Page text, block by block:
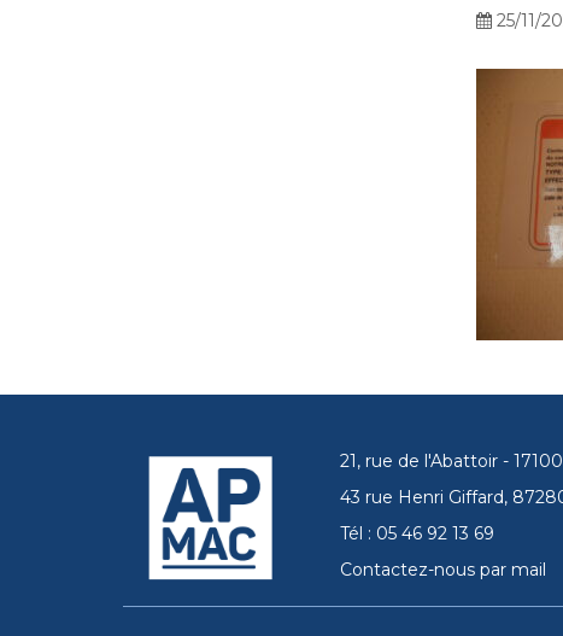
25/11/
21, rue de l'Abattoir -
43 rue Henri Giffard,
Tél : 05 46 92 13 69
Contactez-nous par mail